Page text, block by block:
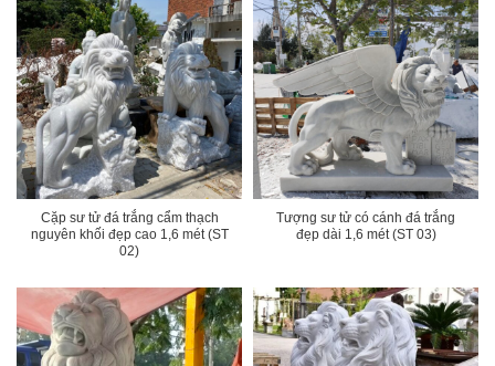
Cặp sư tử đá trắng cẩm thạch
nguyên khối đẹp cao 1,6 mét (ST
02)
Tượng sư tử có cánh đá trắng
đẹp dài 1,6 mét (ST 03)